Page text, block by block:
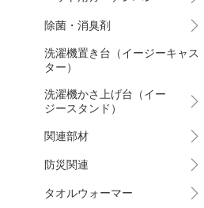
除菌・消臭剤
洗濯機置き台（イージーキャス
ター）
洗濯機かさ上げ台（イー
ジースタンド）
関連部材
防災関連
タオルウォーマー